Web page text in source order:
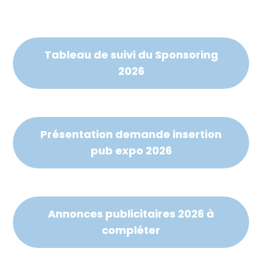
Tableau de suivi du Sponsoring
2026
Présentation demande insertion
pub expo 2026
Annonces publicitaires 2026 à
compléter